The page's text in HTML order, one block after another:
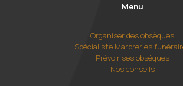
Menu
Organiser des obsèques
Spécialiste Marbreries
Prévoir ses obsèques
Nos conseils